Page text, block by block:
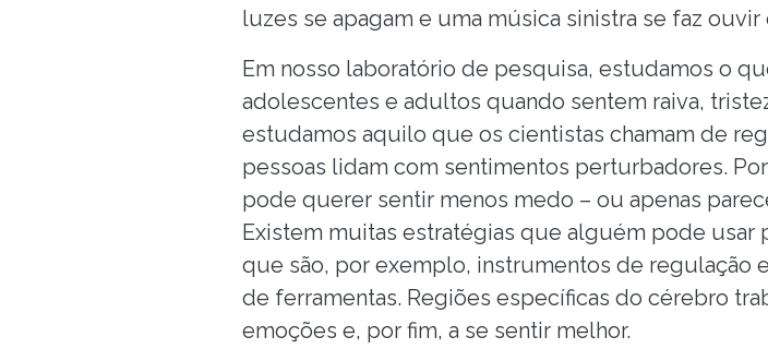
luzes se apagam e uma música sinistra se faz
Em nosso laboratório de pesquisa, estudamos o
adolescentes e adultos quando sentem raiva,
estudamos aquilo que os cientistas chamam de
pessoas lidam com sentimentos perturbadores.
pode querer sentir menos medo – ou apenas
Existem muitas estratégias que alguém pode usar
que são, por exemplo, instrumentos de regulação
de ferramentas. Regiões específicas do cérebro
emoções e, por fim, a se sentir melhor.